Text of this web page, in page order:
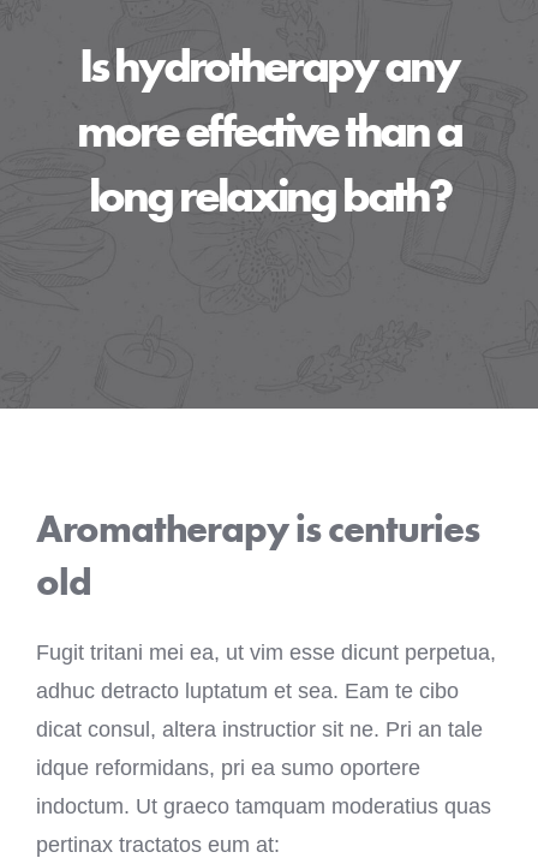
TREATMENTS
PRODUCTS
CONTACT US
Is hydrotherapy any
more effective than a
long relaxing bath?
Aromatherapy is centuries
old
Fugit tritani mei ea, ut vim esse dicunt perpetua,
adhuc detracto luptatum et sea. Eam te cibo
dicat consul, altera instructior sit ne. Pri an tale
idque reformidans, pri ea sumo oportere
indoctum. Ut graeco tamquam moderatius quas
pertinax tractatos eum at: